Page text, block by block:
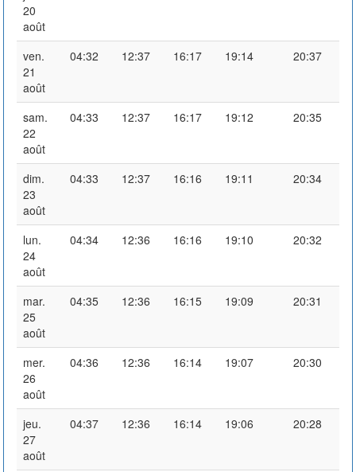
20
août
ven.
21
août
04:32 12:37 16:17 19:14 20:37
sam.
22
août
04:33 12:37 16:17 19:12 20:35
dim.
23
août
04:33 12:37 16:16 19:11 20:34
lun.
24
août
04:34 12:36 16:16 19:10 20:32
mar.
25
août
04:35 12:36 16:15 19:09 20:31
mer.
26
août
04:36 12:36 16:14 19:07 20:30
jeu.
27
août
04:37 12:36 16:14 19:06 20:28